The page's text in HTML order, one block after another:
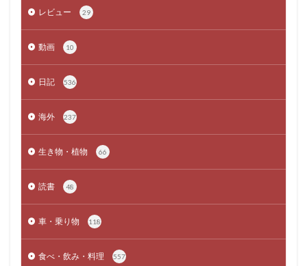
レビュー 29
動画 10
日記 536
海外 237
生き物・植物 66
読書 48
車・乗り物 118
食べ・飲み・料理 557